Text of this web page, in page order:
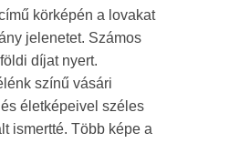
körképén a lovakat
jelenetet. Számos
díjat nyert.
színű vásári
életképeivel széles
ismertté. Több képe a